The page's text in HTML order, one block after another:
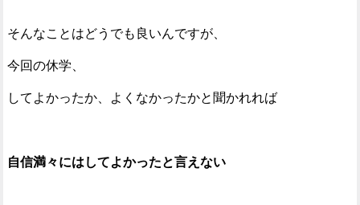
そんなことはどうでも良いんですが、
今回の休学、
してよかったか、よくなかったかと聞かれれば
自信満々にはしてよかったと言えない